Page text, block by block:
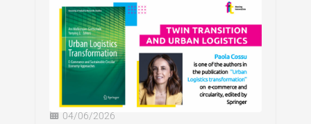
04/06/2026